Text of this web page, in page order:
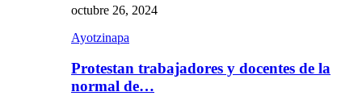
octubre 26, 2024
Ayotzinapa
Protestan trabajadores y docentes de la
normal de…